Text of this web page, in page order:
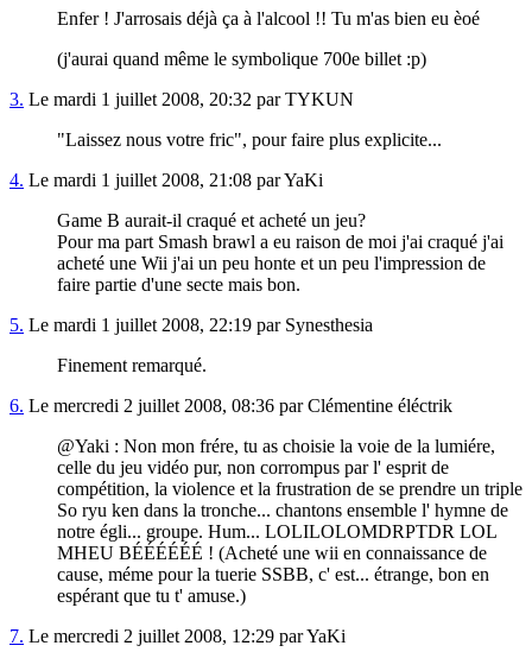
Enfer ! J'arrosais déjà ça à l'alcool !! Tu m'as bien eu èoé
(j'aurai quand même le symbolique 700e billet :p)
3. Le mardi 1 juillet 2008, 20:32 par TYKUN
"Laissez nous votre fric", pour faire plus explicite...
4. Le mardi 1 juillet 2008, 21:08 par YaKi
Game B aurait-il craqué et acheté un jeu?
Pour ma part Smash brawl a eu raison de moi j'ai craqué j'ai
acheté une Wii j'ai un peu honte et un peu l'impression de
faire partie d'une secte mais bon.
5. Le mardi 1 juillet 2008, 22:19 par Synesthesia
Finement remarqué.
6. Le mercredi 2 juillet 2008, 08:36 par Clémentine éléctrik
@Yaki : Non mon frére, tu as choisie la voie de la lumiére,
celle du jeu vidéo pur, non corrompus par l' esprit de
compétition, la violence et la frustration de se prendre un triple
So ryu ken dans la tronche... chantons ensemble l' hymne de
notre égli... groupe. Hum... LOLILOLOMDRPTDR LOL
MHEU BÉÉÉÉÉÉ ! (Acheté une wii en connaissance de
cause, méme pour la tuerie SSBB, c' est... étrange, bon en
espérant que tu t' amuse.)
7. Le mercredi 2 juillet 2008, 12:29 par YaKi